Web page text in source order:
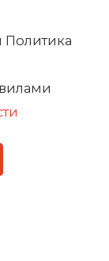
Политика